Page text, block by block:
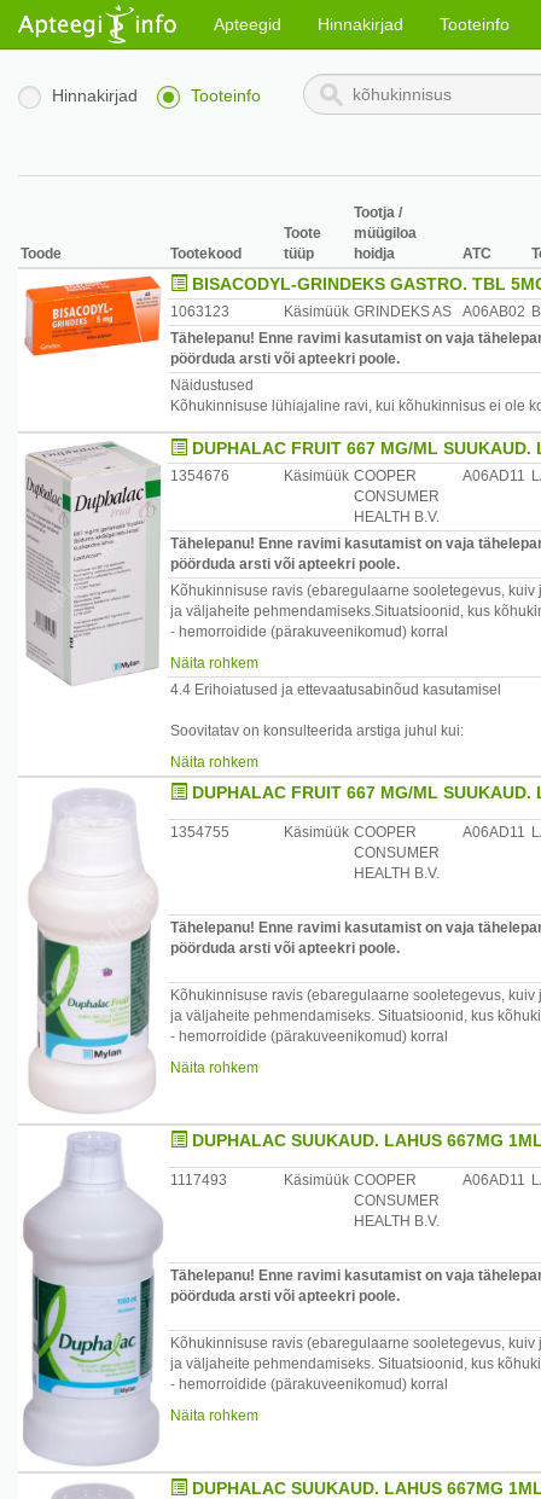
Apteegid Hinnakirjad Tooteinfo
Hinnakirjad Tooteinfo
Toode Tootekood
Toote
tüüp
Tootja /
müügiloa
hoidja
ATC
BISACODYL-GRINDEKS GASTRO. TBL
1063123 Käsimüük GRINDEKS AS A06AB02
Tähelepanu! Enne ravimi kasutamist on vaja
pöörduda arsti või apteekri poole.
Näidustused
Kõhukinnisuse lühiajaline ravi, kui kõhukinnisus ei ole
DUPHALAC FRUIT 667 MG/ML
1354676 Käsimüük COOPER
CONSUMER
HEALTH B.V.
A06AD11
Tähelepanu! Enne ravimi kasutamist on vaja
pöörduda arsti või apteekri poole.
Kõhukinnisuse ravis (ebaregulaarne sooletegevus,
ja väljaheite pehmendamiseks.Situatsioonid, kus
- hemorroidide (pärakuveenikomud) korral
Näita rohkem
4.4 Erihoiatused ja ettevaatusabinõud kasutamisel
Soovitatav on konsulteerida arstiga juhul kui:
- mõne päeva möödumisel ilmneb ebapiisav ravitoime.
Kõhukinnisuse raviks kasutatavad tavaannused ei
Laktuloosi tuleb autosoomse retsessiivse päriliku
kasutada ettevaatusega.
Tuleb arvestada sooletühjenemise refleksi häirumise
See ravim sisaldab laktoosi, galaktoosi ja väikeses
galaktoosi- või fruktoositalumatusega,
Duphalac Fruit sisaldab 0,4 mahu% etanooli (alkohol),
2 ml veinile annuse kohta. See on kahjulik alkoholismi
epilepsiaga patsientide puhul.
Gastro-kardiaalse sündroomiga (Roehmeld'i
järgselt tekivad sümptomid nagu meteorism või
Kohandamata annuste pikaajaline ja väärkasutus võib
tasakaaluhäire.
Näita rohkem
DUPHALAC FRUIT 667 MG/ML
1354755 Käsimüük COOPER
CONSUMER
HEALTH B.V.
A06AD11
Tähelepanu! Enne ravimi kasutamist on vaja
pöörduda arsti või apteekri poole.
Kõhukinnisuse ravis (ebaregulaarne sooletegevus,
ja väljaheite pehmendamiseks. Situatsioonid, kus
- hemorroidide (pärakuveenikomud) korral
Näita rohkem
DUPHALAC SUUKAUD. LAHUS 667MG
1117493 Käsimüük COOPER
CONSUMER
HEALTH B.V.
A06AD11
Tähelepanu! Enne ravimi kasutamist on vaja
pöörduda arsti või apteekri poole.
Kõhukinnisuse ravis (ebaregulaarne sooletegevus,
ja väljaheite pehmendamiseks. Situatsioonid, kus
- hemorroidide (pärakuveenikomud) korral
Näita rohkem
DUPHALAC SUUKAUD. LAHUS 667MG